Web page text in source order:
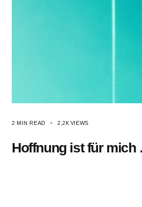
2 MIN READ 2,2K VIEWS
Hoffnung ist für